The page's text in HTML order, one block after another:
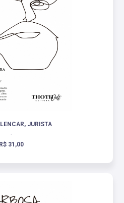
JURISTA
.
R$ 31,00